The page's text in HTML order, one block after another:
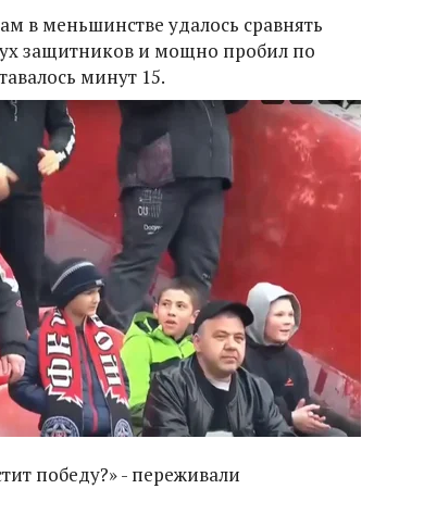
в меньшинстве удалось сравнять
защитников и мощно пробил по
минут 15.
победу?» - переживали